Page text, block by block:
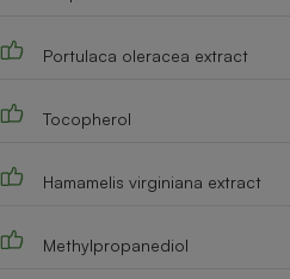
Portulaca oleracea extract
Tocopherol
Hamamelis virginiana extract
Methylpropanediol